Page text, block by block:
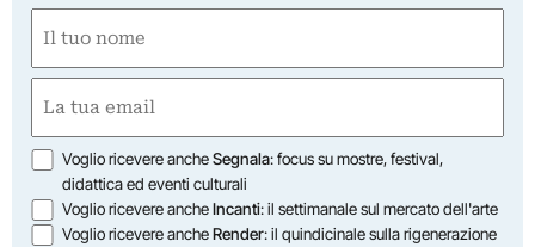
(Obbligatorio)
Nome
(Obbligatorio)
Opzioni
Voglio ricevere ancheSegnala: focus su mostre, festival,
didattica ed eventi culturali
Voglio ricevere ancheIncanti: il settimanale sul mercato dell'arte
Voglio ricevere ancheRender: il quindicinale sulla rigenerazione